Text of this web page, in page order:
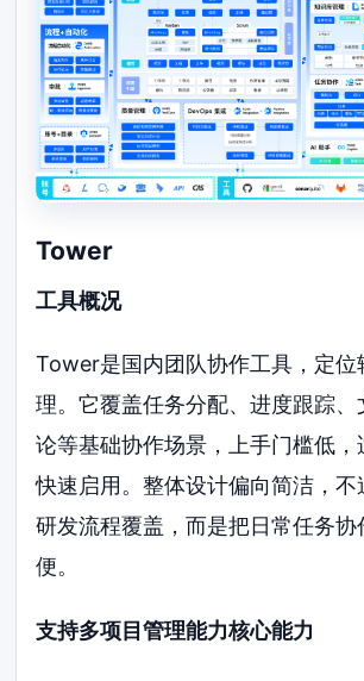
Tower
工具概况
Tower是国内团队协作工具，定位
理。它覆盖任务分配、进度跟踪
论等基础协作场景，上手门槛低，
快速启用。整体设计偏向简洁，不
研发流程覆盖，而是把日常任务协
便。
支持多项目管理能力核心能力